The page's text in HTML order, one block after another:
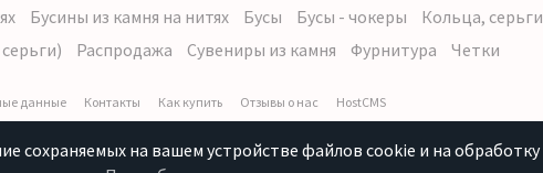
Бусины из камня на нитях Бусы Бусы - чокеры Кольца, серьги
Распродажа Сувениры из камня Фурнитура Четки
данные Контакты Как купить Отзывы о нас HostCMS
сохраняемых на вашем устройстве файлов cookie и на обработку